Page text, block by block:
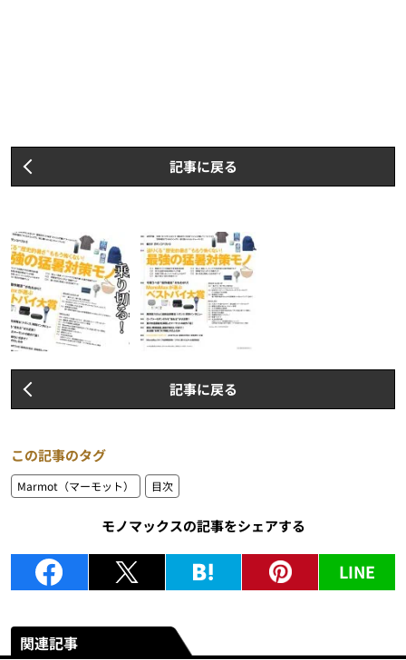
記事に戻る
記事に戻る
この記事のタグ
Marmot（マーモット） 目次
モノマックスの記事をシェアする
LINE
関連記事